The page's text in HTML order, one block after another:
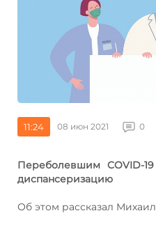
11:24 08 июн 2021 0
Переболевшим COVID-
диспансеризацию
Об этом рассказал